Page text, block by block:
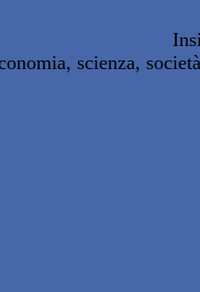
scienza,